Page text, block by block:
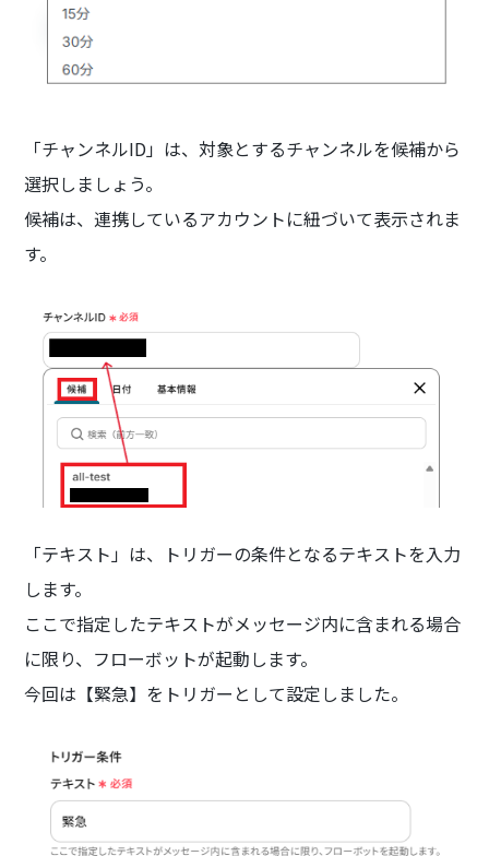
「チャンネルID」は、対象とするチャンネルを候補から
選択しましょう。
候補は、連携しているアカウントに紐づいて表示されま
す。
「テキスト」は、トリガーの条件となるテキストを入力
します。
ここで指定したテキストがメッセージ内に含まれる場合
に限り、フローボットが起動します。
今回は【緊急】をトリガーとして設定しました。